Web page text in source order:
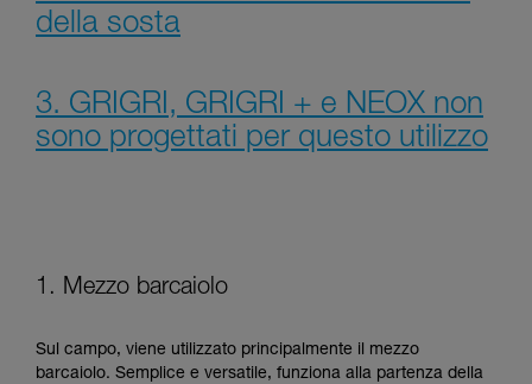
della sosta
3. GRIGRI, GRIGRI + e NEOX non
sono progettati per questo utilizzo
1. Mezzo barcaiolo
Sul campo, viene utilizzato principalmente il mezzo
barcaiolo. Semplice e versatile, funziona alla partenza della